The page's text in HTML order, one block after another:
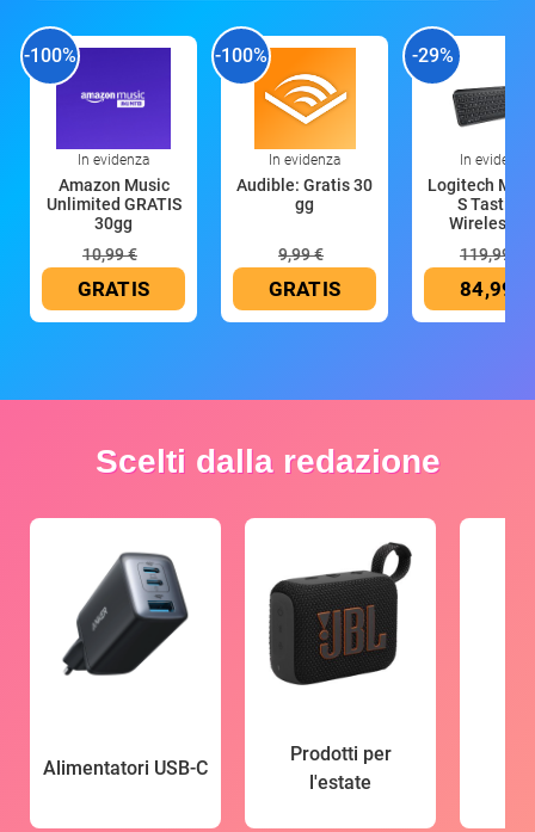
-100%
In evidenza
Amazon Music
Unlimited GRATIS
30gg
10,99 €
GRATIS
-100%
In evidenza
Audible: Gratis 30
gg
9,99 €
GRATIS
-29%
In evidenza
Logitech MX
S Tastiera
Wireless
119,99 €
84,99 €
Scelti dalla redazione
Alimentatori USB-C
Prodotti per
l'estate